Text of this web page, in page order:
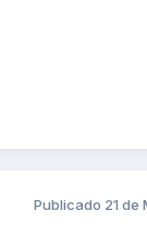
Publicado 21 de